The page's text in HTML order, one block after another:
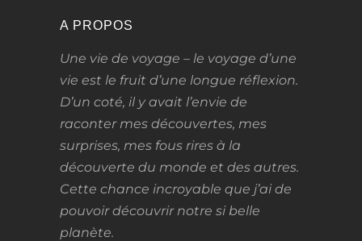
A PROPOS
Une vie de voyage – le voyage d’une
vie est le fruit d’une longue réflexion.
D’un coté, il y avait l’envie de
raconter mes découvertes, mes
surprises, mes fous rires à la
découverte du monde et des autres.
Cette chance incroyable que j’ai de
pouvoir découvrir notre si belle
planète.